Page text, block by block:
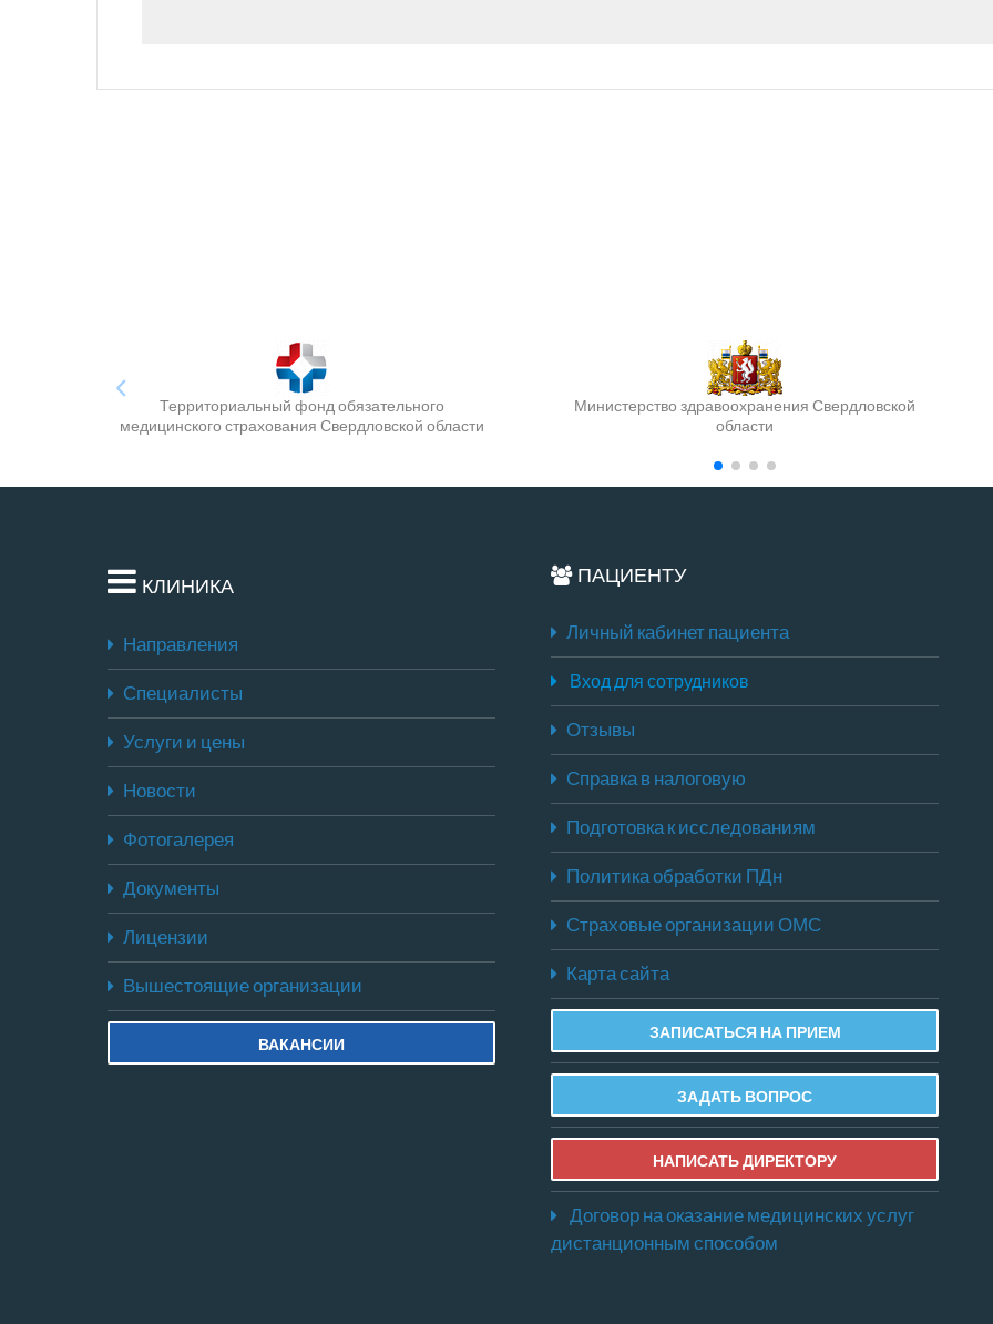
Территориальный фонд обязательного
медицинского страхования Свердловской области
Министерство здравоохранения Свердловской
области
КЛИНИКА
Направления
Специалисты
Услуги и цены
Новости
Фотогалерея
Документы
Лицензии
Вышестоящие организации
ВАКАНСИИ
ПАЦИЕНТУ
Личный кабинет пациента
Вход для сотрудников
Отзывы
Справка в налоговую
Подготовка к исследованиям
Политика обработки ПДн
Страховые организации ОМС
Карта сайта
ЗАПИСАТЬСЯ НА ПРИЕМ
ЗАДАТЬ ВОПРОС
НАПИСАТЬ ДИРЕКТОРУ
Договор на оказание медицинских услуг
дистанционным способом